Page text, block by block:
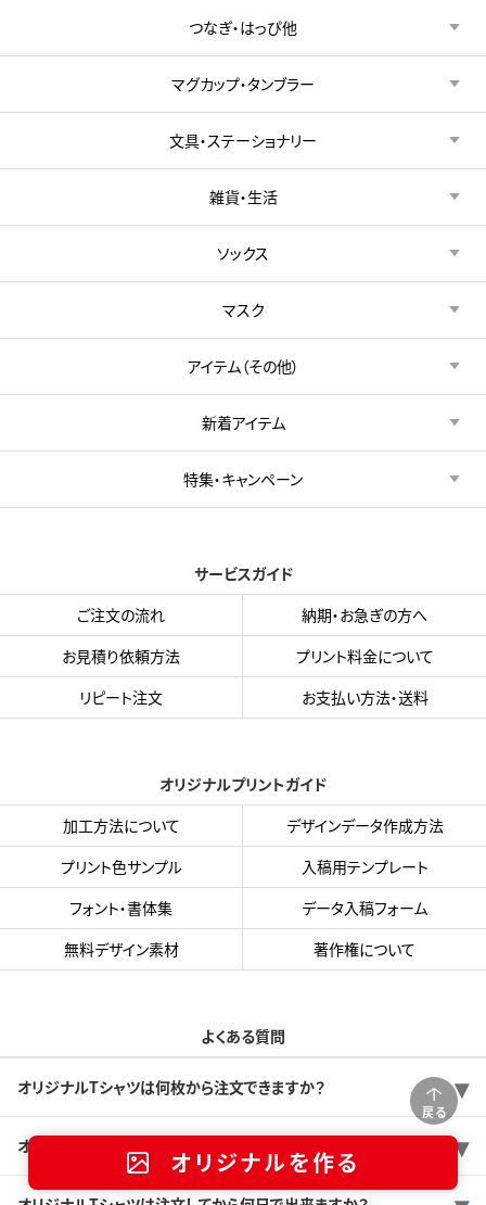
戻る
オリジナルを作る
つなぎ・はっぴ他
マグカップ・タンブラー
文具・ステーショナリー
雑貨・生活
ソックス
マスク
アイテム（その他）
新着アイテム
特集・キャンペーン
サービスガイド
ご注文の流れ
納期・お急ぎの方へ
お見積り依頼方法
プリント料金について
リピート注文
お支払い方法・送料
オリジナルプリントガイド
加工方法について
デザインデータ作成方法
プリント色サンプル
入稿用テンプレート
フォント・書体集
データ入稿フォーム
無料デザイン素材
著作権について
よくある質問
オリジナルTシャツは何枚から注文できますか？
オリジナルTシャツの価格は1枚あたりいくらくらいですか？